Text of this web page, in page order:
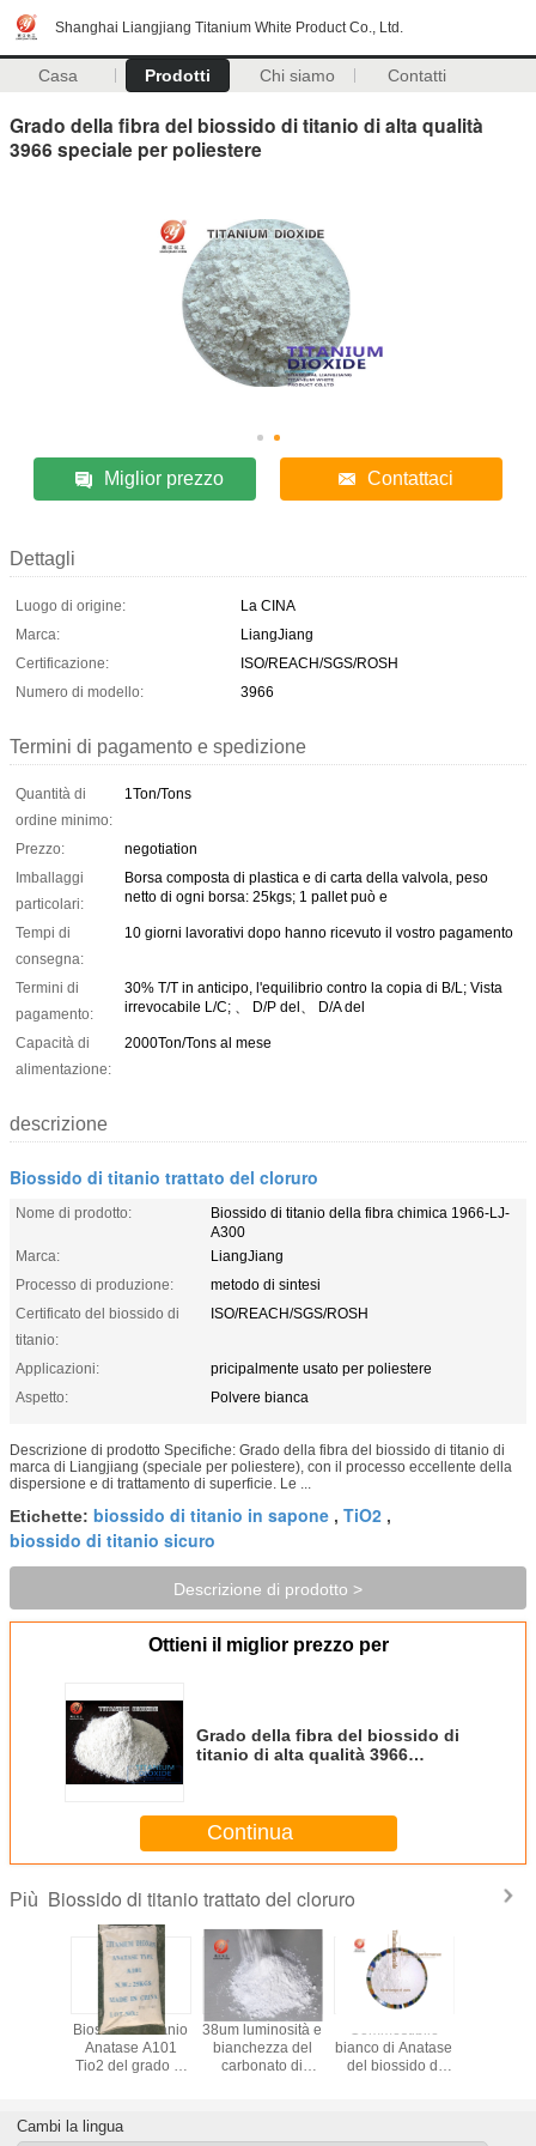
Shanghai Liangjiang Titanium White Product Co., Ltd.
Casa Prodotti Chi siamo Contatti
Grado della fibra del biossido di titanio di alta qualità
3966 speciale per poliestere
Miglior prezzo Contattaci
Dettagli
Luogo di origine:
La CINA
Marca:
LiangJiang
Certificazione:
ISO/REACH/SGS/ROSH
Numero di modello:
3966
Termini di pagamento e spedizione
Quantità di
ordine minimo:
1Ton/Tons
Prezzo:
negotiation
Imballaggi
particolari:
Borsa composta di plastica e di carta della valvola, peso
netto di ogni borsa: 25kgs; 1 pallet può e
Tempi di
consegna:
10 giorni lavorativi dopo hanno ricevuto il vostro pagamento
Termini di
pagamento:
30% T/T in anticipo, l'equilibrio contro la copia di B/L; Vista
irrevocabile L/C; 、 D/P del、 D/A del
Capacità di
alimentazione:
2000Ton/Tons al mese
descrizione
Biossido di titanio trattato del cloruro
Nome di prodotto:
Biossido di titanio della fibra chimica 1966-LJ-
A300
Marca:
LiangJiang
Processo di produzione:
metodo di sintesi
Certificato del biossido di
titanio:
ISO/REACH/SGS/ROSH
Applicazioni:
pricipalmente usato per poliestere
Aspetto:
Polvere bianca
Descrizione di prodotto Specifiche: Grado della fibra del biossido di titanio di
marca di Liangjiang (speciale per poliestere), con il processo eccellente della
dispersione e di trattamento di superficie. Le ...
Etichette: biossido di titanio in sapone , TiO2 ,
biossido di titanio sicuro
Descrizione di prodotto >
Ottieni il miglior prezzo per
Grado della fibra del biossido di
titanio di alta qualità 3966
Continua
Più Biossido di titanio trattato del cloruro
Cas
67-7
Biossido di titanio
Anatase A101
Tio2 del grado di
certificato dello
SGS
38um luminosità e
bianchezza del
carbonato di
Commestibile
bianco di Anatase
del biossido di
5 della bevanda
Cambi la lingua